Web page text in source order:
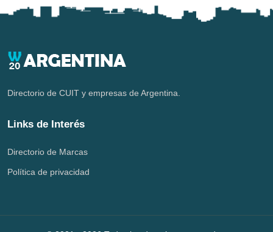
Directorio de CUIT y empresas de Argentina.
Links de Interés
Directorio de Marcas
Política de privacidad